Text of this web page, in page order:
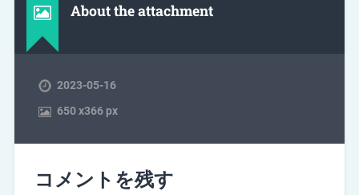
About the attachment
2023-05-16
650x366 px
コメントを残す